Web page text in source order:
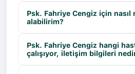
Psk. Fahriye Cengiz için nasıl
alabilirim?
Psk. Fahriye Cengiz hangi
çalışıyor, iletişim bilgileri